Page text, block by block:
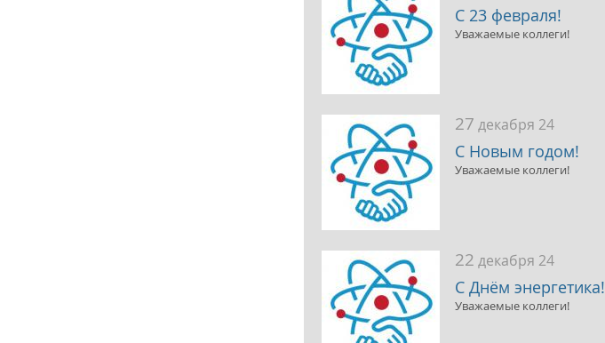
С 23 февраля!
Уважаемые коллеги!
27 декабря 24
С Новым годом!
Уважаемые коллеги!
22 декабря 24
С Днём энергетика!
Уважаемые коллеги!